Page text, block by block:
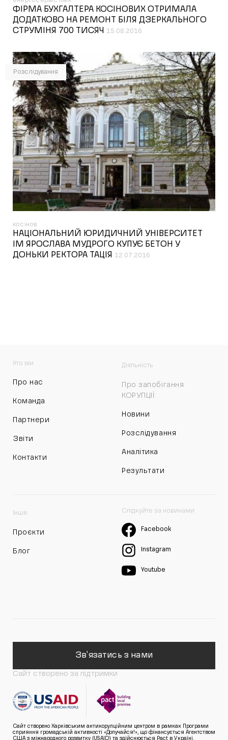
ФІРМА БУХГАЛТЕРА КОСІНОВИХ ОТРИМАЛА
ДОДАТКОВО НА РЕМОНТ БІЛЯ ДЗЕРКАЛЬНОГО
СТРУМІНЯ 700 ТИСЯЧ
15.08.2016
Розслідування
косінов
НАЦІОНАЛЬНИЙ ЮРИДИЧНИЙ УНІВЕРСИТЕТ
ІМ ЯРОСЛАВА МУДРОГО КУПУЄ БЕТОН У
ДОНЬКИ РЕКТОРА ТАЦІЯ
12.07.2016
Хто ми
Про нас
Команда
Партнери
Звіти
Контакти
Діяльність
Про запобігання
КОРУПЦІЇ:
Новини
Розслідування
Аналітика
Результати
Інше
Проєкти
Блог
Слідкуйте за новинами
Facebook
Instagram
Youtube
Зв'язатись з нами
Сайт створено за підтримки
Сайт створено Харківським антикорупційним центром в рамках Програми
сприяння громадській активності «Долучайся!», що фінансується Агентством
США з міжнародного розвитку (USAID) та здійснюється Pact в Україні.